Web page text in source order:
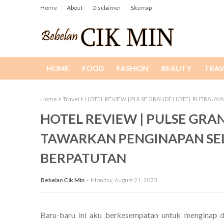
Home About Disclaimer Sitemap
HOME FOOD FASHION BEAUTY
Home Travel HOTEL REVIEW | PULSE GRANDE HOTEL
HOTEL REVIEW | PULSE
TAWARKAN PENGINAPAN
BERPATUTAN
Bebelan Cik Min Monday, August 21, 2023
Baru-baru ini aku berkesempatan untuk menginap